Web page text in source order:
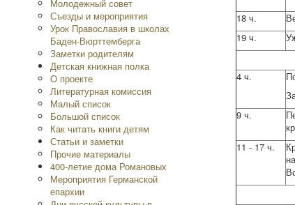
Молодежный совет
Съезды и мероприятия
Урок Православия в школах
Баден-Вюрттемберга
Заметки родителям
Детская книжная полка
O проекте
Литературная комиссия
Малый список
Большой список
Как читать книги детям
Статьи и заметки
Прочие материалы
400-летие дома Романовых
Мероприятия Германской
епархии
18 ч.
19 ч.
4 ч.
9 ч.
11 - 17 ч.